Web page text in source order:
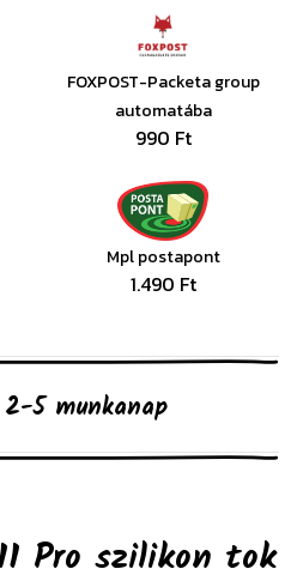
FOXPOST-Packeta group
automatába
990 Ft
Mpl postapont
1.490 Ft
5 munkanap
Pro szilikon tok